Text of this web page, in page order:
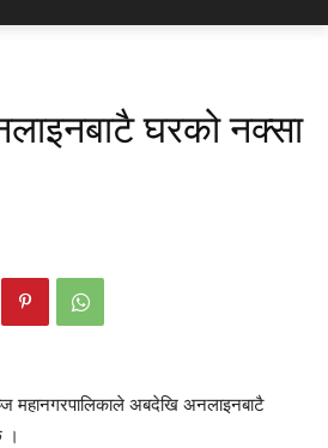
घरको नक्सा
महानगरपालिकाले अबदेखि अनलाइनबाटै
।